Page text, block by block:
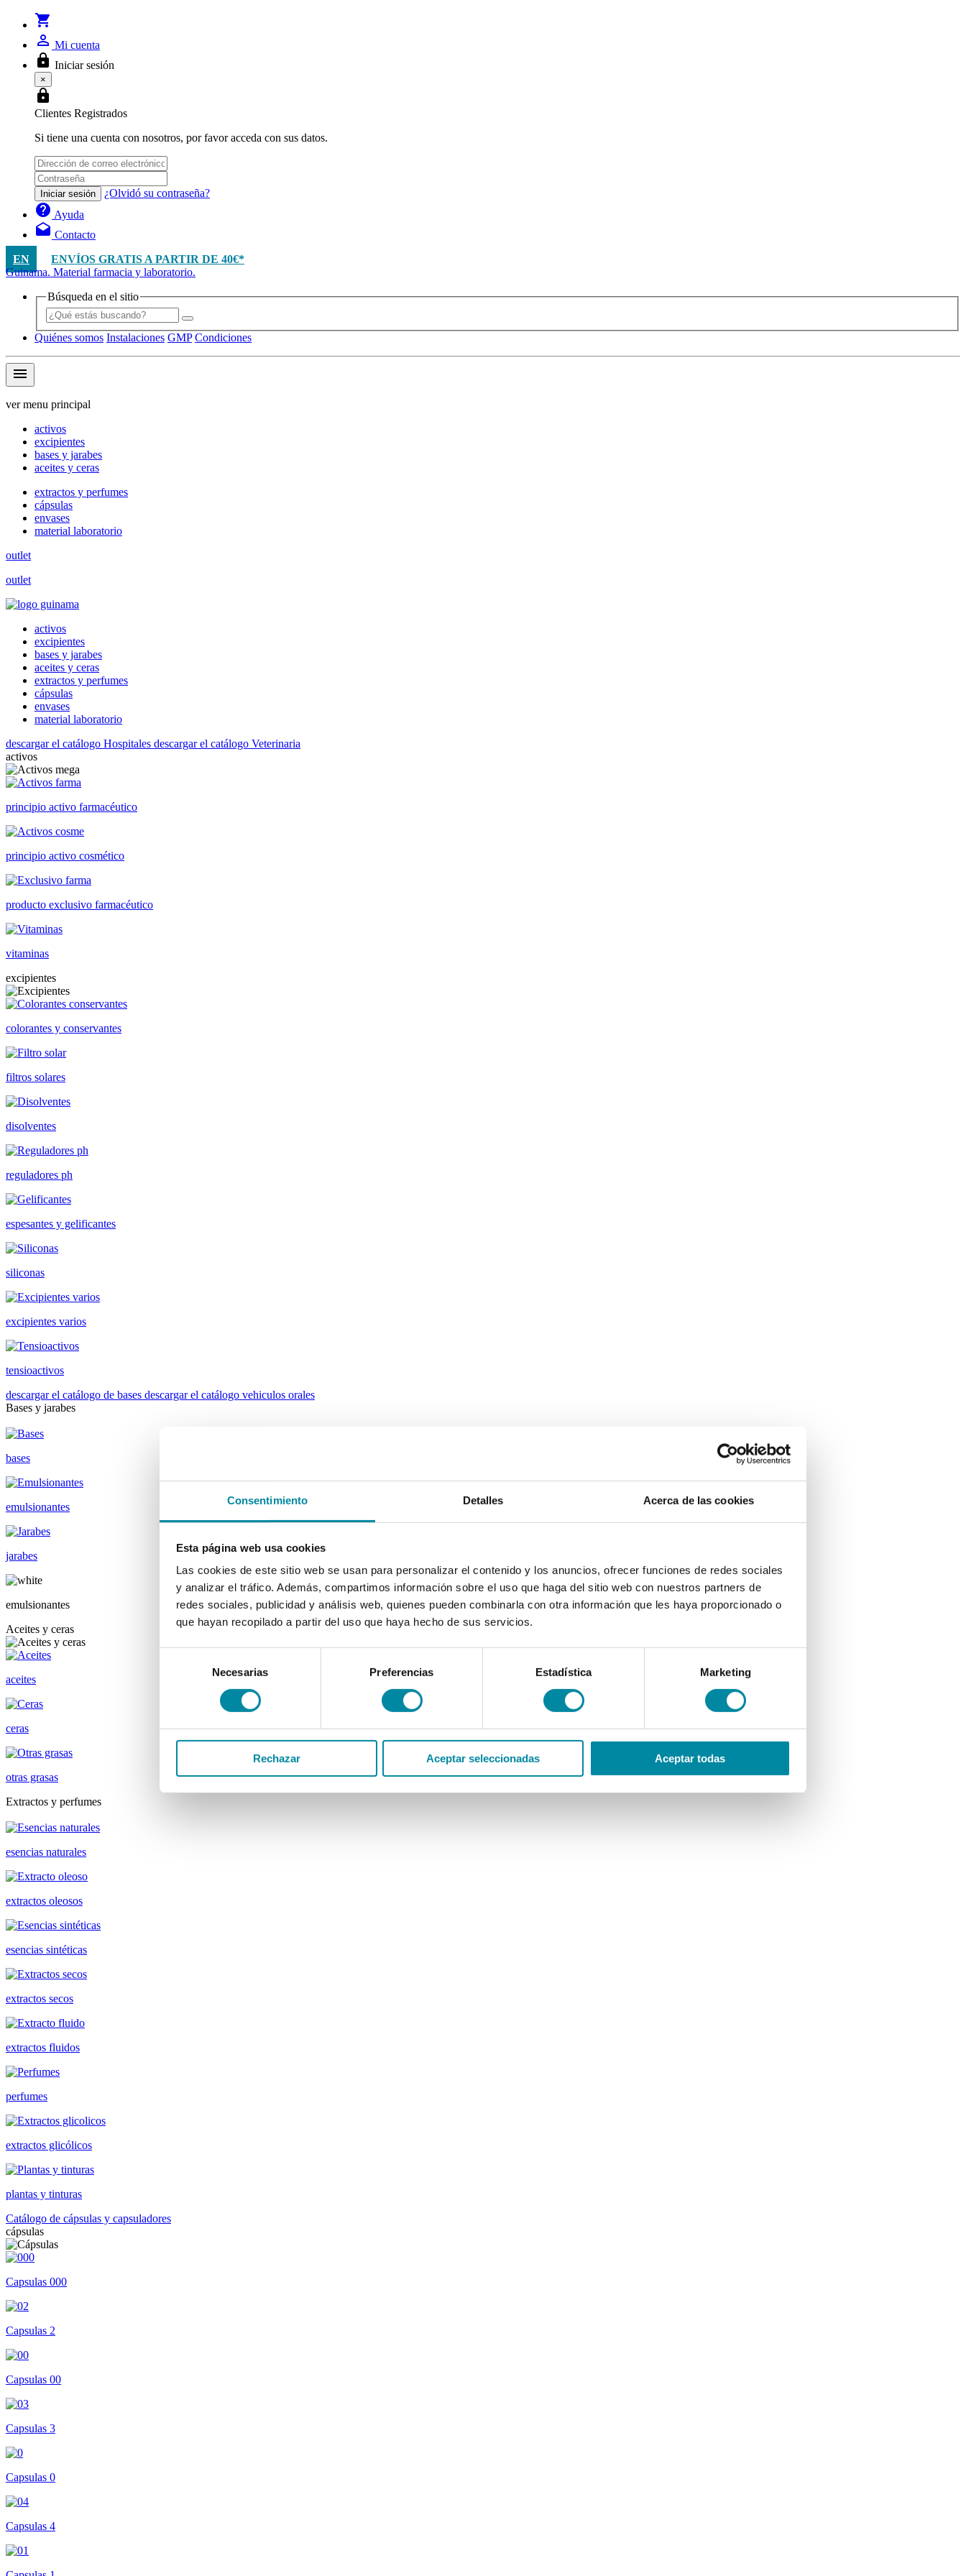
Consentimiento Detalles Acerca de las cookies
Esta página web usa cookies
Las cookies de este sitio web se usan para personalizar el contenido y los anuncios, ofrecer funciones de redes sociales
y analizar el tráfico. Además, compartimos información sobre el uso que haga del sitio web con nuestros partners de
redes sociales, publicidad y análisis web, quienes pueden combinarla con otra información que les haya proporcionado o
que hayan recopilado a partir del uso que haya hecho de sus servicios.
consentimiento
Necesarias Preferencias Estadística Marketing
Rechazar Aceptar seleccionadas Aceptar todas
shopping_cart
person_outline Mi cuenta
lock Iniciar sesión
×
lock
Clientes Registrados
Si tiene una cuenta con nosotros, por favor acceda con sus datos.
Iniciar sesión ¿Olvidó su contraseña?
help Ayuda
drafts Contacto
EN
ENVÍOS GRATIS A PARTIR DE 40€*
Guinama. Material farmacia y laboratorio.
Búsqueda en el sitio
Quiénes somos Instalaciones GMP Condiciones
menu
ver menu principal
activos
excipientes
bases y jarabes
aceites y ceras
extractos y perfumes
cápsulas
envases
material laboratorio
outlet
outlet
activos
excipientes
bases y jarabes
aceites y ceras
extractos y perfumes
cápsulas
envases
material laboratorio
descargar el catálogo Hospitales descargar el catálogo Veterinaria
activos
principio activo farmacéutico
principio activo cosmético
producto exclusivo farmacéutico
vitaminas
excipientes
colorantes y conservantes
filtros solares
disolventes
reguladores ph
espesantes y gelificantes
siliconas
excipientes varios
tensioactivos
descargar el catálogo de bases descargar el catálogo vehiculos orales
Bases y jarabes
bases
emulsionantes
jarabes
emulsionantes
Aceites y ceras
aceites
ceras
otras grasas
Extractos y perfumes
esencias naturales
extractos oleosos
esencias sintéticas
extractos secos
extractos fluidos
perfumes
extractos glicólicos
plantas y tinturas
Catálogo de cápsulas y capsuladores
cápsulas
Capsulas 000
Capsulas 2
Capsulas 00
Capsulas 3
Capsulas 0
Capsulas 4